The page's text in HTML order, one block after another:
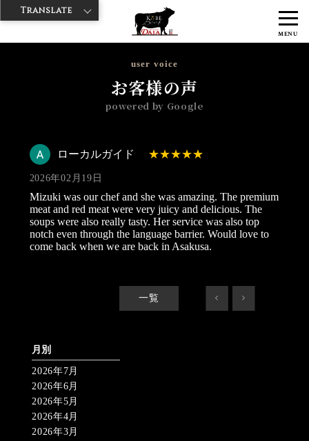
MENU
神戸牛ダイヤ > 神戸牛ダイア 雷門東店
ローカル
user voice
お客様の声
powered by Google
ローカルガイド
2026年02月19日
Mizuki was our chef and she was amazing. The premium
meat and red meat were very juicy and delicious. The
soups were also really tasty. Her service was also top
notch even through the language barrier. Would love to
come back when we are back in Asakusa.
一覧 < >
月別
2026年7月
2026年6月
2026年5月
2026年4月
2026年3月
Translate